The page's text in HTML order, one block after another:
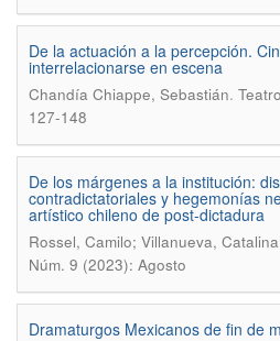
De la actuación a la percepción.
interrelacionarse en escena
Chandía Chiappe, Sebastián.
127-148
De los márgenes a la institución:
contradictatoriales y hegemonías
artístico chileno de post-dictadura
Rossel, Camilo; Villanueva,
Núm. 9 (2023): Agosto
Dramaturgos Mexicanos de fin de